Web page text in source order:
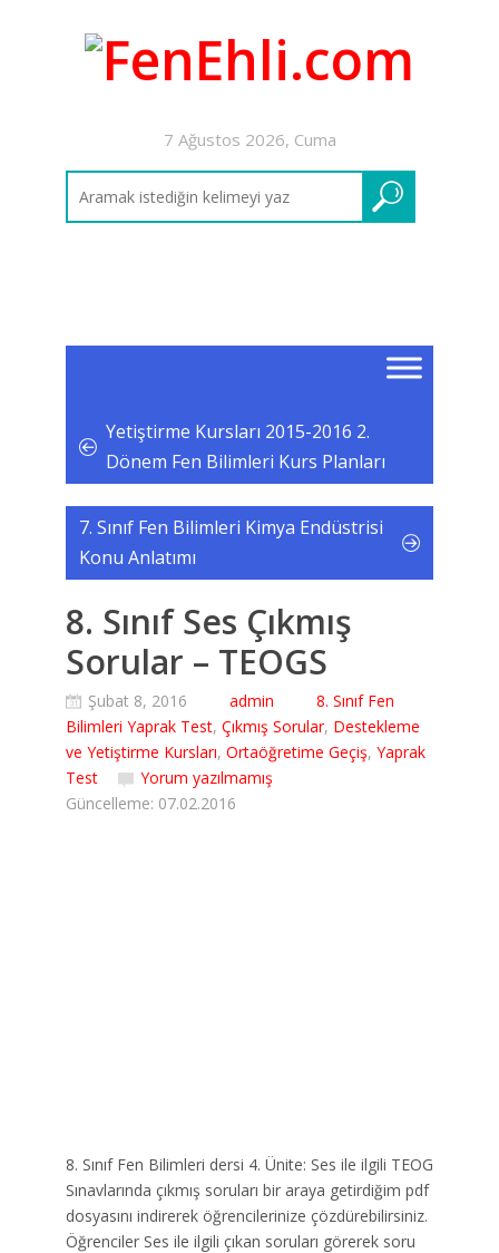
7 Ağustos 2026, Cuma
Yetiştirme Kursları 2015-2016 2.
Dönem Fen Bilimleri Kurs Planları
7. Sınıf Fen Bilimleri Kimya Endüstrisi
Konu Anlatımı
8. Sınıf Ses Çıkmış
Sorular – TEOGS
Şubat 8, 2016 admin
8. Sınıf Fen
Bilimleri Yaprak Test, Çıkmış Sorular, Destekleme
ve Yetiştirme Kursları, Ortaöğretime Geçiş, Yaprak
Test
Yorum yazılmamış
Güncelleme: 07.02.2016
8. Sınıf Fen Bilimleri dersi 4. Ünite: Ses ile ilgili TEOG
Sınavlarında çıkmış soruları bir araya getirdiğim pdf
dosyasını indirerek öğrencilerinize çözdürebilirsiniz.
Öğrenciler Ses ile ilgili çıkan soruları görerek soru